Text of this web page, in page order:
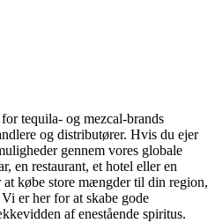
tequila- og mezcal-brands
og distributører. Hvis du ejer
gennem vores globale
en restaurant, et hotel eller en
købe store mængder til din region,
er her for at skabe gode
af enestående spiritus.